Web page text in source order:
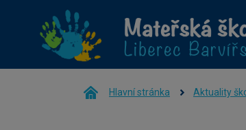
Hlavní stránka Aktuality